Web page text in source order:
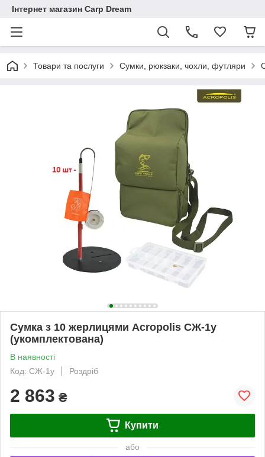
Інтернет магазин Carp Dream
Товари та послуги Сумки, рюкзаки, чохли, футляри
Сумка з 10 жерлицями Acropolis СЖ-1у
(укомплектована)
В наявності
Код: СЖ-1у
Роздріб
2 863 ₴
Купити
або